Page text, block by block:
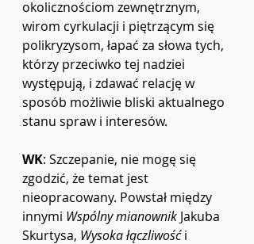
okolicznościom zewnętrznym,
wirom cyrkulacji i piętrzącym się
polikryzysom, łapać za słowa tych,
którzy przeciwko tej nadziei
występują, i zdawać relację w
sposób możliwie bliski aktualnego
stanu spraw i interesów.
WK: Szczepanie, nie mogę się
zgodzić, że temat jest
nieopracowany. Powstał między
innymi Wspólny mianownik Jakuba
Skurtysa, Wysoka łączliwość i